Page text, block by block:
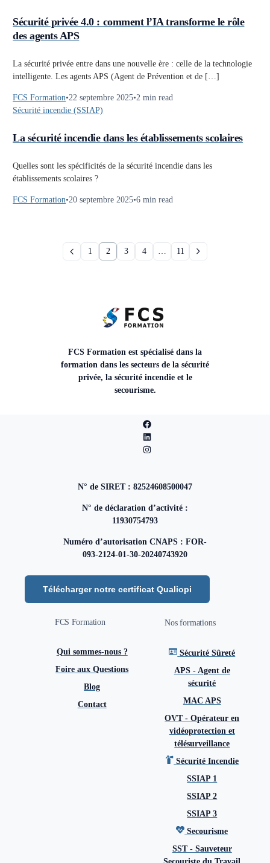
Sécurité privée 4.0 : comment l’IA transforme le rôle
des agents APS
La sécurité privée entre dans une nouvelle ère : celle de la technologie
intelligente. Les agents APS (Agent de Prévention et de […]
FCS Formation 22 septembre 2025 2 min read
Sécurité incendie (SSIAP)
La sécurité incendie dans les établissements scolaires
Quelles sont les spécificités de la sécurité incendie dans les
établissements scolaires ?
FCS Formation 20 septembre 2025 6 min read
1 2 3 4 … 11
FCS Formation est spécialisé dans la
formation dans les secteurs de la sécurité
privée, la sécurité incendie et le
secourisme.
N° de SIRET : 82524608500047
N° de déclaration d’activité :
11930754793
Numéro d’autorisation CNAPS : FOR-
093-2124-01-30-20240743920
Télécharger notre certificat Qualiopi
FCS Formation
Qui sommes-nous ?
Foire aux Questions
Blog
Contact
Nos formations
Sécurité Sûreté
APS - Agent de
sécurité
MAC APS
OVT - Opérateur en
vidéoprotection et
télésurveillance
Sécurité Incendie
SSIAP 1
SSIAP 2
SSIAP 3
Secourisme
SST - Sauveteur